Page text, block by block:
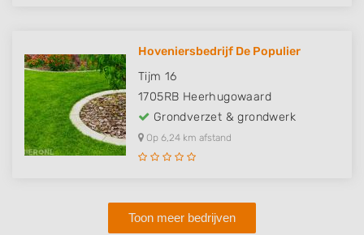
Hoveniersbedrijf De Populier
Tijm 16
1705RB Heerhugowaard
Grondverzet & grondwerk
Op 6,24 km afstand
Toon meer bedrijven